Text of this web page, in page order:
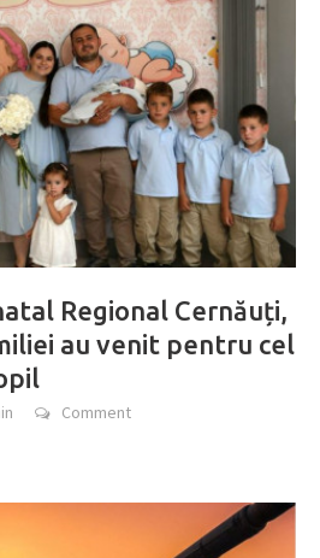
Regional Cernăuți,
au venit pentru cel
Comment